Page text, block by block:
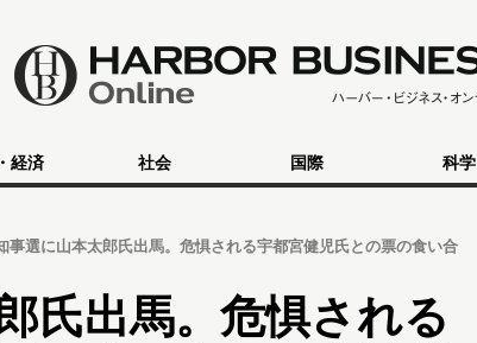
経済 社会 国際 科学
事選に山本太郎氏出馬。危惧される宇都宮健児氏との票の食い合
氏出馬。危惧される